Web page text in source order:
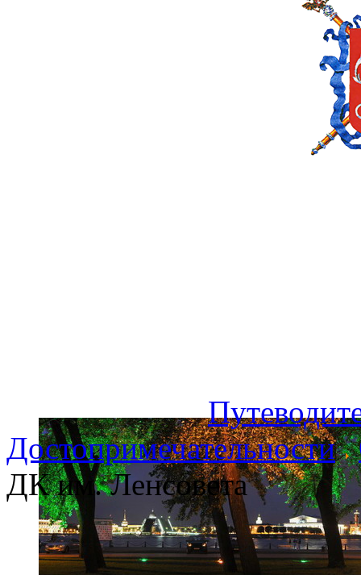
Достопримечательности
ДК им. Ленсовета